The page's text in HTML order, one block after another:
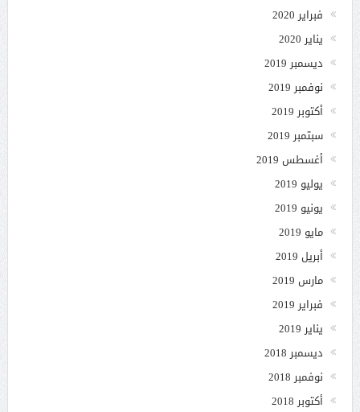
فبراير 2020
يناير 2020
ديسمبر 2019
نوفمبر 2019
أكتوبر 2019
سبتمبر 2019
أغسطس 2019
يوليو 2019
يونيو 2019
مايو 2019
أبريل 2019
مارس 2019
فبراير 2019
يناير 2019
ديسمبر 2018
نوفمبر 2018
أكتوبر 2018